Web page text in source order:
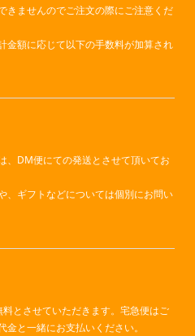
きませんのでご注文の際にご注意くだ
金額に応じて以下の手数料が加算され
、DM便にての発送とさせて頂いてお
、ギフトなどについては個別にお問い
とさせていただきます。宅急便はご
と一緒にお支払いください。